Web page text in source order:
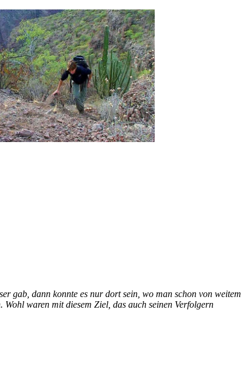
gab, dann konnte es nur dort sein, wo man schon von weitem
waren mit diesem Ziel, das auch seinen Verfolgern